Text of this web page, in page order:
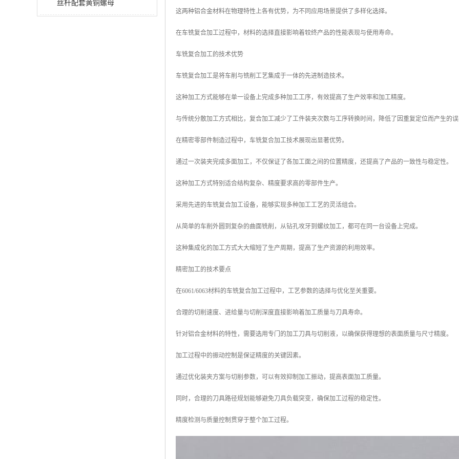
丝杆配套黄铜螺母
这两种铝合金材料在物理特性上各有优势，为不同应用场景提供了多样化选择。
在车铣复合加工过程中，材料的选择直接影响着较终产品的性能表现与使用寿命。
车铣复合加工的技术优势
车铣复合加工是将车削与铣削工艺集成于一体的先进制造技术。
这种加工方式能够在单一设备上完成多种加工工序，有效提高了生产效率和加工精度。
与传统分散加工方式相比，复合加工减少了工件装夹次数与工序转换时间，降低了因重复定位而产生的
在精密零部件制造过程中，车铣复合加工技术展现出显著优势。
通过一次装夹完成多面加工，不仅保证了各加工面之间的位置精度，还提高了产品的一致性与稳定性。
这种加工方式特别适合结构复杂、精度要求高的零部件生产。
采用先进的车铣复合加工设备，能够实现多种加工工艺的灵活组合。
从简单的车削外圆到复杂的曲面铣削，从钻孔攻牙到螺纹加工，都可在同一台设备上完成。
这种集成化的加工方式大大缩短了生产周期，提高了生产资源的利用效率。
精密加工的技术要点
在6061/6063材料的车铣复合加工过程中，工艺参数的选择与优化至关重要。
合理的切削速度、进给量与切削深度直接影响着加工质量与刀具寿命。
针对铝合金材料的特性，需要选用专门的加工刀具与切削液，以确保获得理想的表面质量与尺寸精度。
加工过程中的振动控制是保证精度的关键因素。
通过优化装夹方案与切削参数，可以有效抑制加工振动，提高表面加工质量。
同时，合理的刀具路径规划能够避免刀具负载突变，确保加工过程的稳定性。
精度检测与质量控制贯穿于整个加工过程。